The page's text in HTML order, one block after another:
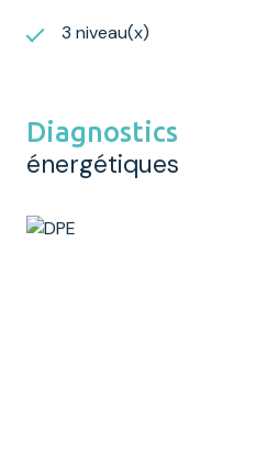
3 niveau(x)
Diagnostics
énergétiques